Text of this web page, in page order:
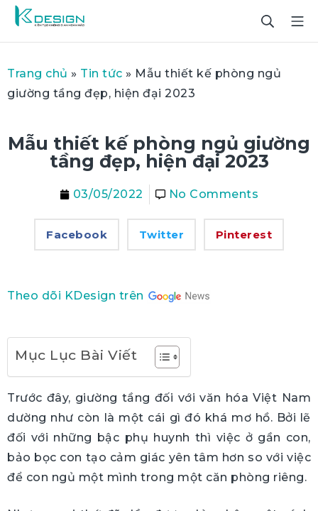
Trang chủ » Tin tức » Mẫu thiết kế phòng ngủ
giường tầng đẹp, hiện đại 2023
Mẫu thiết kế phòng ngủ giường
tầng đẹp, hiện đại 2023
03/05/2022 No Comments
Facebook Twitter Pinterest
Theo dõi KDesign trên
Mục Lục Bài Viết
Trước đây, giường tầng đối với văn hóa Việt Nam
dường như còn là một cái gì đó khá mơ hồ. Bởi lẽ
đối với những bậc phụ huynh thì việc ở gần con,
bảo bọc con tạo cảm giác yên tâm hơn so với việc
để con ngủ một mình trong một căn phòng riêng.